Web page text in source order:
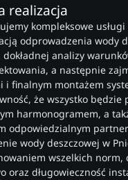
realizacja
kompleksowe
odprowadzenia wody
dokładnej analizy
a następnie
i finalnym montażem
że wszystko będzie
harmonogramem, a
odpowiedzialnym
wody deszczowej w
wszelkich norm,
oraz długowieczność